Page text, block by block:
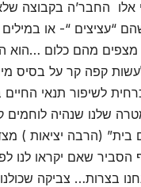
אלו החבר’ה בקבוצה
“עציצים “- או במילים
מהם כלום …הוא
קפה קר על בסיס
לשיפור תנאי
שלנו שנהיה לוחמים
בית” (הרבה יציאות )
שאם יקראו לנו
בצרות… צביקה